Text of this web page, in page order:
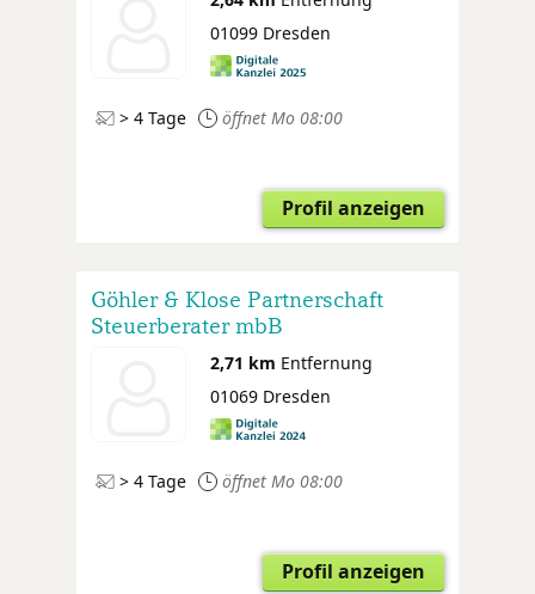
01099 Dresden
> 4 Tage öffnet Mo 08:00
Profil anzeigen
Göhler & Klose Partnerschaft
Steuerberater mbB
2,71 km Entfernung
01069 Dresden
> 4 Tage öffnet Mo 08:00
Profil anzeigen